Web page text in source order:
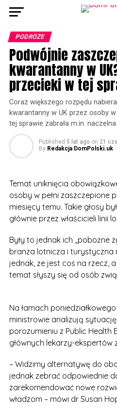
PODRÓŻE
Podwójnie
kwarantanny w
przecieki w tej
Coraz większego rozpędu
kwarantanny w UK przez osoby
tej sprawie zabrała m.in. naczelna
Published 5 lat ago on 21
By Redakcja DomPolski.uk
Temat uniknięcia
osoby w pełni zaszczepione
miesięcy temu. Takie głosy
głównie przez właścicieli linii
Były to jednak ich „pobożne
branża lotnicza i turystyczna
jednak, że jest coś na rzecz,
temat słyszy się od osób
Na łamach
ministrowie analizują
porozumieniu z Public Health
głównych lekarzy-ekspertów
– Widzimy alternatywę do
jednak zebrać odpowiednie
zarekomendować nowe
władzom – mówi dr Susan